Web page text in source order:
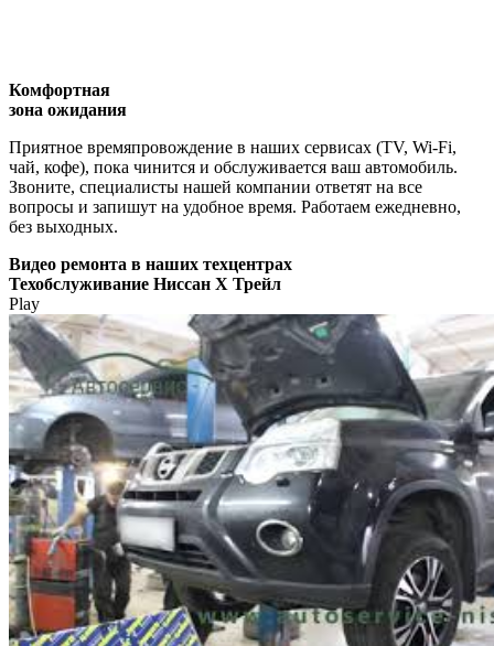
Комфортная
зона ожидания
Приятное времяпровождение в наших сервисах (TV, Wi-Fi,
чай, кофе), пока чинится и обслуживается ваш автомобиль.
Звоните, специалисты нашей компании ответят на все
вопросы и запишут на удобное время. Работаем ежедневно,
без выходных.
Видео ремонта в наших техцентрах
Техобслуживание Ниссан Х Трейл
Play